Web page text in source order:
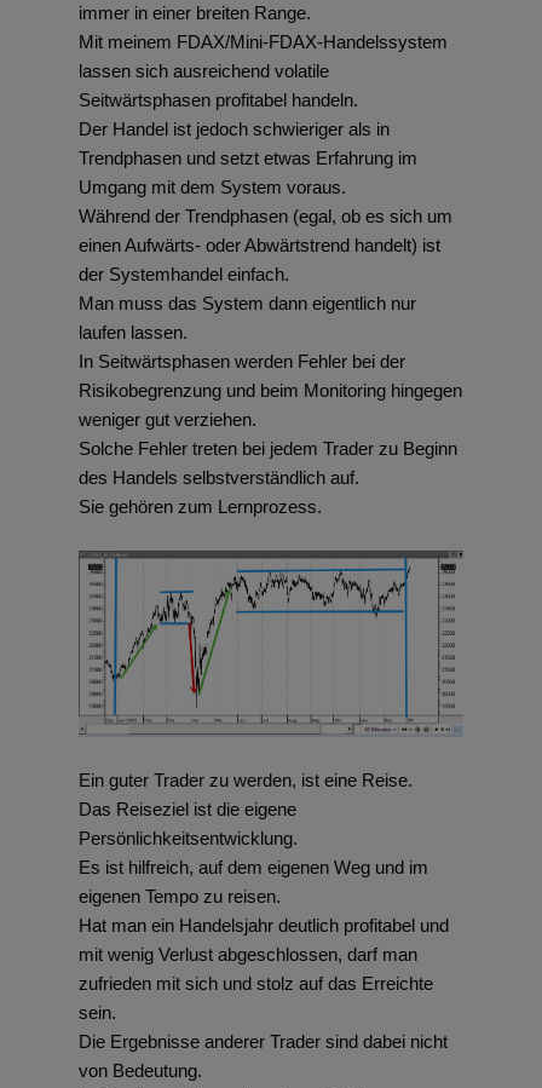
immer in einer breiten Range.
Mit meinem FDAX/Mini-FDAX-Handelssystem
lassen sich ausreichend volatile
Seitwärtsphasen profitabel handeln.
Der Handel ist jedoch schwieriger als in
Trendphasen und setzt etwas Erfahrung im
Umgang mit dem System voraus.
Während der Trendphasen (egal, ob es sich um
einen Aufwärts- oder Abwärtstrend handelt) ist
der Systemhandel einfach.
Man muss das System dann eigentlich nur
laufen lassen.
In Seitwärtsphasen werden Fehler bei der
Risikobegrenzung und beim Monitoring hingegen
weniger gut verziehen.
Solche Fehler treten bei jedem Trader zu Beginn
des Handels selbstverständlich auf.
Sie gehören zum Lernprozess.
Ein guter Trader zu werden, ist eine Reise.
Das Reiseziel ist die eigene
Persönlichkeitsentwicklung.
Es ist hilfreich, auf dem eigenen Weg und im
eigenen Tempo zu reisen.
Hat man ein Handelsjahr deutlich profitabel und
mit wenig Verlust abgeschlossen, darf man
zufrieden mit sich und stolz auf das Erreichte
sein.
Die Ergebnisse anderer Trader sind dabei nicht
von Bedeutung.